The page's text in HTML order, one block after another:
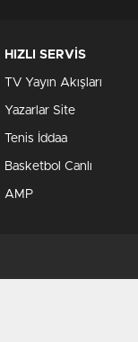
HIZLI SERVİS
TV Yayın Akışları
Yazarlar Site
Tenis İddaa
Basketbol Canlı
AMP